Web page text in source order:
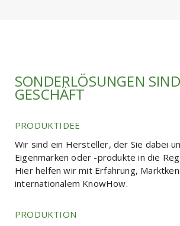
SONDERLÖSUNGEN
GESCHÄFT
PRODUKTIDEE
Wir sind ein Hersteller, der Sie dabei
Eigenmarken oder -produkte in die
Hier helfen wir mit Erfahrung,
internationalem KnowHow.
PRODUKTION